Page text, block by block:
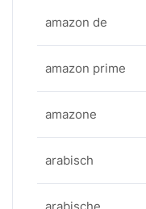
amazon de
amazon prime
amazone
arabisch